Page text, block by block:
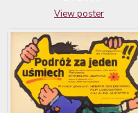
View poster